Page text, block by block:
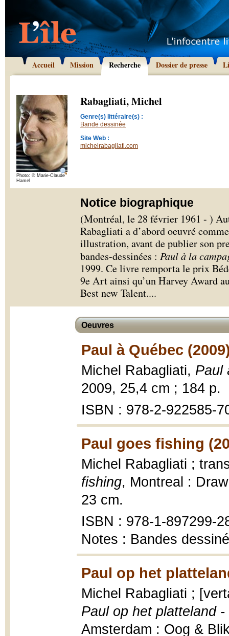
Accueil Mission Recherche Dossier de presse
Photo: © Marie-Claude
Hamel
Rabagliati, Michel
Genre(s) littéraire(s) :
Bande dessinée
Site Web :
michelrabagliati.com
Notice biographique
(Montréal, le 28 février 1961 - )
Rabagliati a d’abord oeuvré
illustration, avant de publier son
bandes-dessinées : Paul à la
1999. Ce livre remporta le prix
9e Art ainsi qu’un Harvey Award
Best new Talent....
Oeuvres
Paul à Québec
Michel Rabagliati, Paul
2009, 25,4 cm ; 184 p.
ISBN : 978-2-922585-
Paul goes fishing
Michel Rabagliati ;
fishing, Montreal :
23 cm.
ISBN : 978-1-897299-
Notes : Bandes
Paul op het
Michel Rabagliati ;
Paul op het platteland
Amsterdam : Oog &